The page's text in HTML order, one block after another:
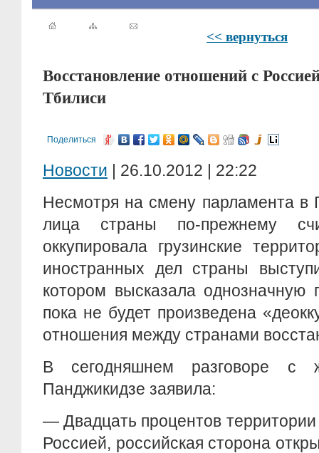
<< вернуться
Восстановление отношений с
Тбилиси
Поделиться
Новости | 26.10.2012 | 22:22
Несмотря на смену парламента в
лица страны по-прежнему
оккупировала грузинские
иностранных дел страны
котором высказала
пока не будет произведена
отношения между странами
В сегодняшнем разговоре с
Панджикидзе заявила:
— Двадцать процентов территории
Россией, российская сторона